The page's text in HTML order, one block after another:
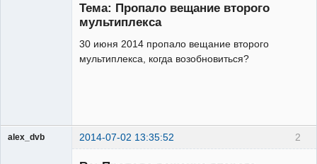
Тема: Пропало вещание второго
мультиплекса
30 июня 2014 пропало вещание второго
мультиплекса, когда возобновиться?
2
alex_dvb 2014-07-02 13:35:52